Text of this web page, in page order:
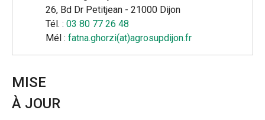
26, Bd Dr Petitjean - 21000 Dijon
Tél. : 03 80 77 26 48
Mél : fatna.ghorzi(at)agrosupdijon.fr
MISE
À JOUR